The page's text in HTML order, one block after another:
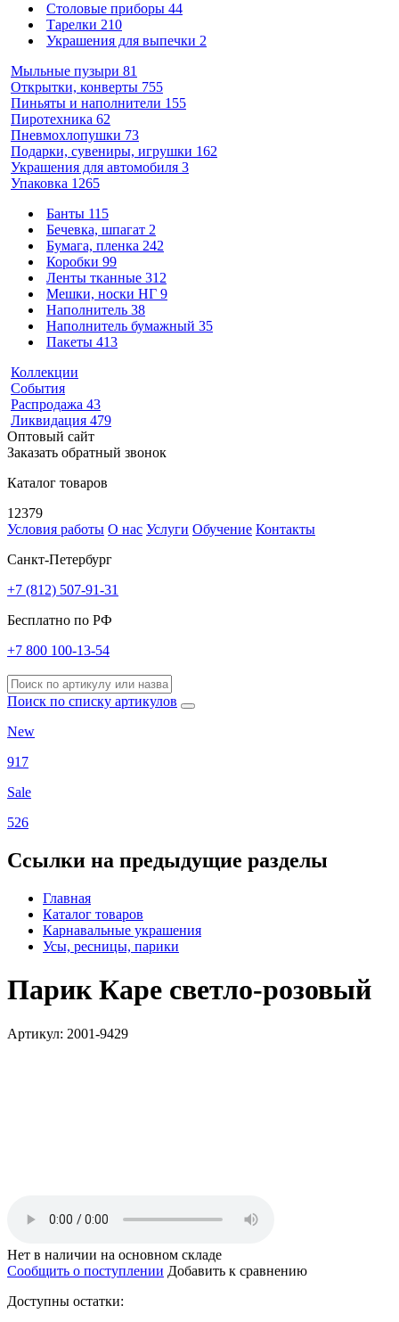
Столовые приборы 44
Тарелки 210
Украшения для выпечки 2
Мыльные пузыри 81
Открытки, конверты 755
Пиньяты и наполнители 155
Пиротехника 62
Пневмохлопушки 73
Подарки, сувениры, игрушки 162
Украшения для автомобиля 3
Упаковка 1265
Банты 115
Бечевка, шпагат 2
Бумага, пленка 242
Коробки 99
Ленты тканные 312
Мешки, носки НГ 9
Наполнитель 38
Наполнитель бумажный 35
Пакеты 413
Коллекции
События
Распродажа 43
Ликвидация 479
Оптовый сайт
Заказать обратный звонок
Каталог товаров
12379
Условия работы О нас Услуги Обучение Контакты
Санкт-Петербург
+7 (812) 507-91-31
Бесплатно по РФ
+7 800 100-13-54
Поиск по списку артикулов
New
917
Sale
526
Ссылки на предыдущие разделы
Главная
Каталог товаров
Карнавальные украшения
Усы, ресницы, парики
Парик Каре светло-розовый
Артикул: 2001-9429
Нет в наличии на основном складе
Сообщить о поступлении Добавить к сравнению
Доступны остатки: